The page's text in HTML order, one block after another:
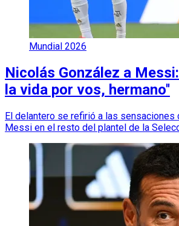
Mundial 2026
Nicolás González a
la vida por vos, hermano''
El delantero se refirió a las sensaciones
Messi en el resto del plantel de la